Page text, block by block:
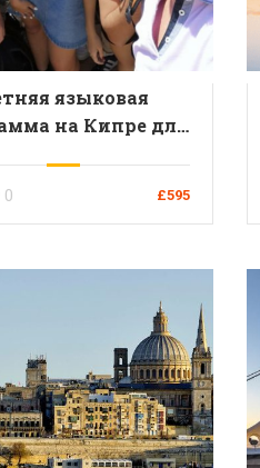
языковая
на Кипре для
0 £595